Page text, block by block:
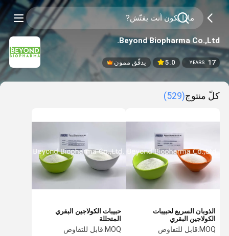
Beyond Biopharma Co.,Ltd.
17
YEARS
5.0 يدقّق ممون
كلّ منتوج(529)
حبيبات الكولاجين البقري
المتحللة
MOQ: قابل للتفاوض
الذوبان السريع لحبيبات
الكولاجين البقري
MOQ: قابل للتفاوض